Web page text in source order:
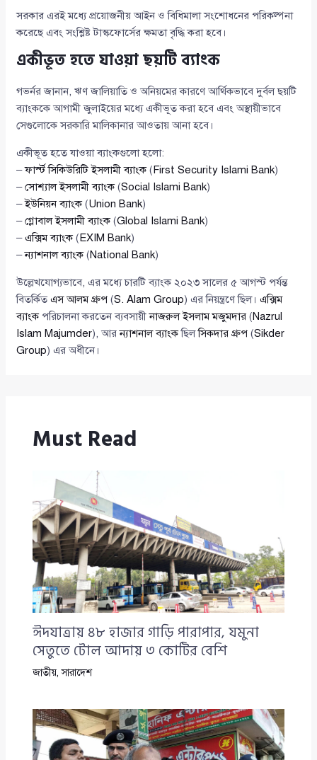
সরকার এরই মধ্যে প্রয়োজনীয় আইন ও বিধিমালা সংশোধনের পরিকল্পনা
করেছে এবং সংশ্লিষ্ট টাস্কফোর্সের ক্ষমতা বৃদ্ধি করা হবে।
একীভূত হতে যাওয়া ছয়টি ব্যাংক
গভর্নর জানান, ঋণ জালিয়াতি ও অনিয়মের কারণে আর্থিকভাবে দুর্বল ছয়টি
ব্যাংককে আগামী জুলাইয়ের মধ্যে একীভূত করা হবে এবং অস্থায়ীভাবে
সেগুলোকে সরকারি মালিকানার আওতায় আনা হবে।
একীভূত হতে যাওয়া ব্যাংকগুলো হলো:
–ফার্স্ট সিকিউরিটি ইসলামী ব্যাংক(First Security Islami Bank)
–সোশ্যাল ইসলামী ব্যাংক(Social Islami Bank)
–ইউনিয়ন ব্যাংক(Union Bank)
–গ্লোবাল ইসলামী ব্যাংক(Global Islami Bank)
–এক্সিম ব্যাংক(EXIM Bank)
–ন্যাশনাল ব্যাংক(National Bank)
উল্লেখযোগ্যভাবে, এর মধ্যে চারটি ব্যাংক ২০২৩ সালের ৫ আগস্ট পর্যন্ত
বিতর্কিতএস আলম গ্রুপ (S. Alam Group) এর নিয়ন্ত্রণে ছিল।এক্সিম
ব্যাংকপরিচালনা করতেন ব্যবসায়ীনাজরুল ইসলাম মজুমদার (Nazrul
Islam Majumder), আরন্যাশনাল ব্যাংকছিলসিকদার গ্রুপ (Sikder
Group) এর অধীনে।
Must Read
ঈদযাত্রায় ৪৮ হাজার গাড়ি পারাপার, যমুনা
সেতুতে টোল আদায় ৩ কোটির বেশি
জাতীয়,সারাদেশ